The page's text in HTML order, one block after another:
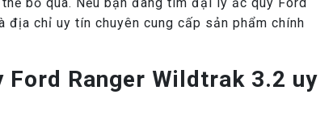
địa chỉ uy tín chuyên cung cấp sản phẩm chính
Ranger Wildtrak 3.2 uy